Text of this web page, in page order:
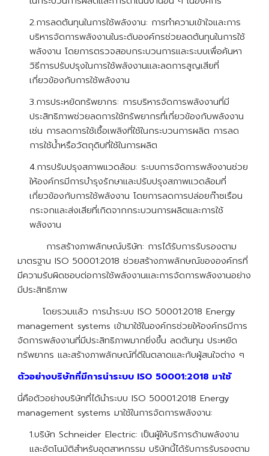
2.การลดต้นทุนในการใช้พลังงาน: การทำความเข้าใจและการ
บริหารจัดการพลังงานในระดับองค์กรช่วยลดต้นทุนในการใช้
พลังงาน โดยการตรวจสอบกระบวนการและระบบเพื่อค้นหา
วิธีการปรับปรุงในการใช้พลังงานและลดการสูญเสียที่
เกี่ยวข้องกับการใช้พลังงาน
3.การประหยัดทรัพยากร: การบริหารจัดการพลังงานที่มี
ประสิทธิภาพช่วยลดการใช้ทรัพยากรที่เกี่ยวข้องกับพลังงาน
เช่น การลดการใช้เชื้อเพลิงที่ใช้ในกระบวนการผลิต การลด
การใช้น้ำหรือวัตถุดิบที่ใช้ในการผลิต
4.การปรับปรุงสภาพแวดล้อม: ระบบการจัดการพลังงานช่วย
ให้องค์กรมีการบำรุงรักษาและปรับปรุงสภาพแวดล้อมที่
เกี่ยวข้องกับการใช้พลังงาน โดยการลดการปล่อยก๊าซเรือน
กระจกและส่งเสียที่เกิดจากกระบวนการผลิตและการใช้
พลังงาน
การสร้างภาพลักษณ์บริษัท: การได้รับการรับรองตาม
มาตรฐาน ISO 50001:2018 ช่วยสร้างภาพลักษณ์ขององค์กรที่
มีความรับผิดชอบต่อการใช้พลังงานและการจัดการพลังงานอย่าง
มีประสิทธิภาพ
โดยรวมแล้ว การนำระบบ ISO 50001:2018 Energy
management systems เข้ามาใช้ในองค์กรช่วยให้องค์กรมีการ
จัดการพลังงานที่มีประสิทธิภาพมากยิ่งขึ้น ลดต้นทุน ประหยัด
ทรัพยากร และสร้างภาพลักษณ์ที่ดีในตลาดและกับผู้สนใจต่าง ๆ
ตัวอย่างบริษัทที่มีการนำระบบ ISO 50001:2018 มาใช้
นี่คือตัวอย่างบริษัทที่ได้นำระบบ ISO 50001:2018 Energy
management systems มาใช้ในการจัดการพลังงาน:
1.บริษัท Schneider Electric: เป็นผู้ให้บริการด้านพลังงาน
และอัตโนมัติสำหรับอุตสาหกรรม บริษัทนี้ได้รับการรับรองตาม